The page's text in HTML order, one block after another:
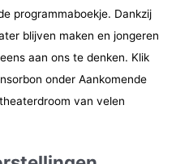
programmaboekje. Dankzij
blijven maken en jongeren
aan ons te denken. Klik
onder Aankomende
van velen